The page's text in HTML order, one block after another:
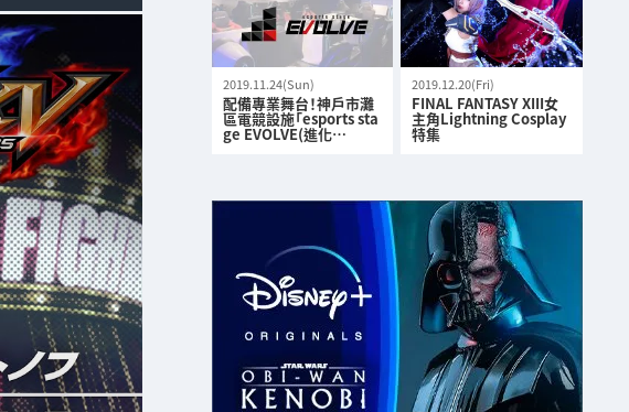
2019.11.24(Sun)
配備專業舞台！神戶市灘
區電競設施「esports sta
ge EVOLVE(進化…
2019.12.20(Fri)
FINAL FANTASY XIII女
主角Lightning Cosplay
特集